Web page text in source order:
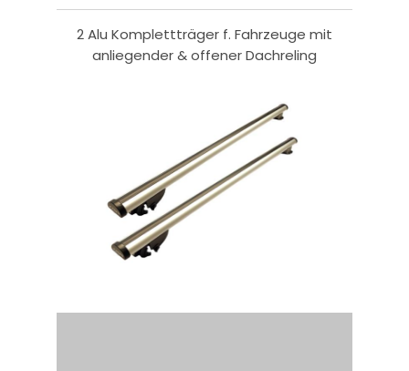
2 Alu Komplettträger f. Fahrzeuge mit
anliegender & offener Dachreling